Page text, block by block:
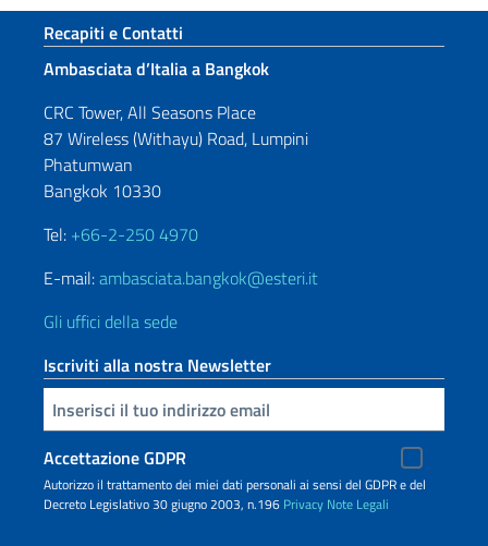
Sezione footer
Recapiti e Contatti
Ambasciata d’Italia a Bangkok
CRC Tower, All Seasons Place
87 Wireless (Withayu) Road, Lumpini
Phatumwan
Bangkok 10330
Tel: +66-2-250 4970
E-mail:ambasciata.bangkok@esteri.it
Gli uffici della sede
Iscriviti alla nostra Newsletter
Inserisci la tua email
Accettazione GDPR
Autorizzo il trattamento dei miei dati personali ai sensi del GDPR e del
Decreto Legislativo 30 giugno 2003, n.196 Privacy Note Legali